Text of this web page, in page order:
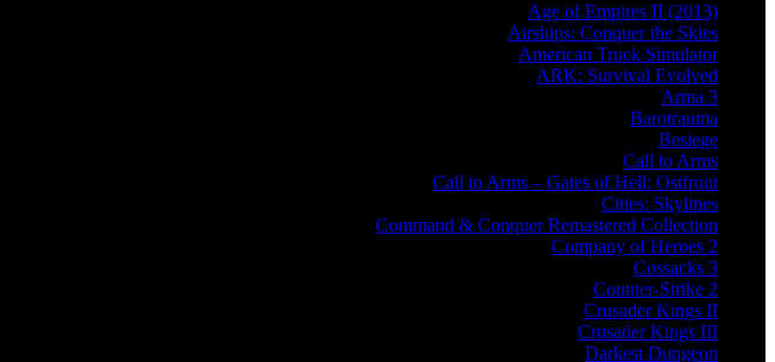
Age of Empires II (2013)
Airships: Conquer the Skies
American Truck Simulator
ARK: Survival Evolved
Arma 3
Barotrauma
Besiege
Call to Arms
Call to Arms – Gates of Hell: Ostfront
Cities: Skylines
Command & Conquer Remastered Collection
Company of Heroes 2
Cossacks 3
Counter-Strike 2
Crusader Kings II
Crusader Kings III
Darkest Dungeon